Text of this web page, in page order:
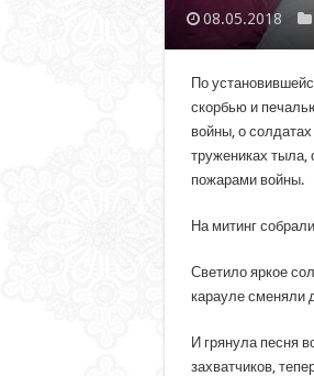
08.05.2018
По
скорбью и
войны, о
тружениках тыла,
пожарами войны.
На митинг
Светило яркое
карауле сменяли
И грянула песня
захватчиков,